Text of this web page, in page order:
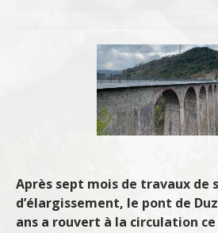
Après sept mois de travaux de
d’élargissement, le pont de
ans a rouvert à la circulation ce